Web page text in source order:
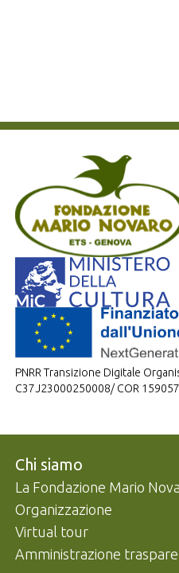
PNRR Transizione Digitale
C37J23000250008/ COR
Navigazione footer
Chi siamo
La Fondazione Mario
Organizzazione
Virtual tour
Amministrazione